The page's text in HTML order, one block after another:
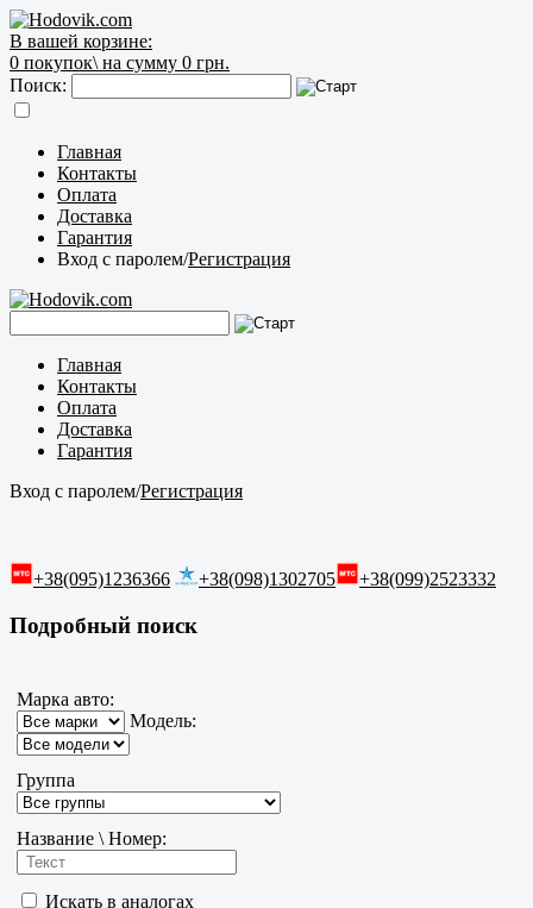
В вашей корзине:
0 покупок\ на сумму 0 грн.
Поиск:
Главная
Контакты
Оплата
Доставка
Гарантия
Вход с паролем/Регистрация
Главная
Контакты
Оплата
Доставка
Гарантия
Вход с паролем/Регистрация
+38(095)1236366 +38(098)1302705 +38(099)2523332
Подробный поиск
Марка авто:
Модель:
Группа
Название \ Номер:
Искать в аналогах